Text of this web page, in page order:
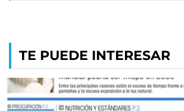
TE PUEDE INTERESAR